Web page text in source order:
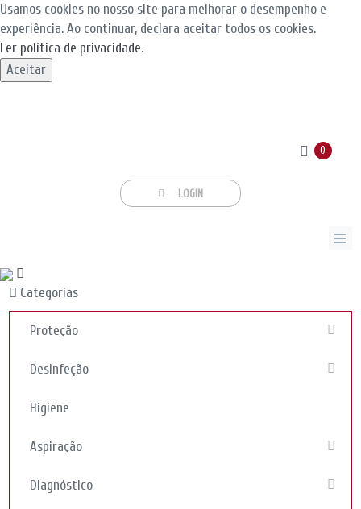
Usamos cookies no nosso site para melhorar o desempenho e
experiência. Ao continuar, declara aceitar todos os cookies.
Ler política de privacidade.
Aceitar
0
LOGIN
Categorias
Proteção
Desinfeção
Higiene
Aspiração
Diagnóstico